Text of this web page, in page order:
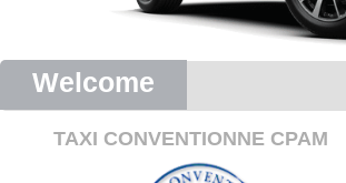
TAXI CONVENTIONNE CPAM
Welcome